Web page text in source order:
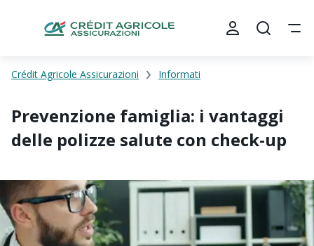
Crédit Agricole Assicurazioni Informati
Prevenzione famiglia: i vantaggi
delle polizze salute con check-up